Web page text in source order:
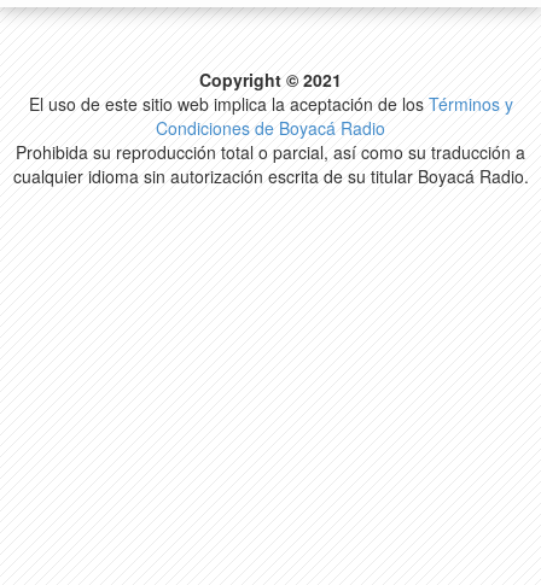
Copyright © 2021
El uso de este sitio web implica la aceptación de los Términos y
Condiciones de Boyacá Radio
Prohibida su reproducción total o parcial, así como su traducción a
cualquier idioma sin autorización escrita de su titular Boyacá Radio.